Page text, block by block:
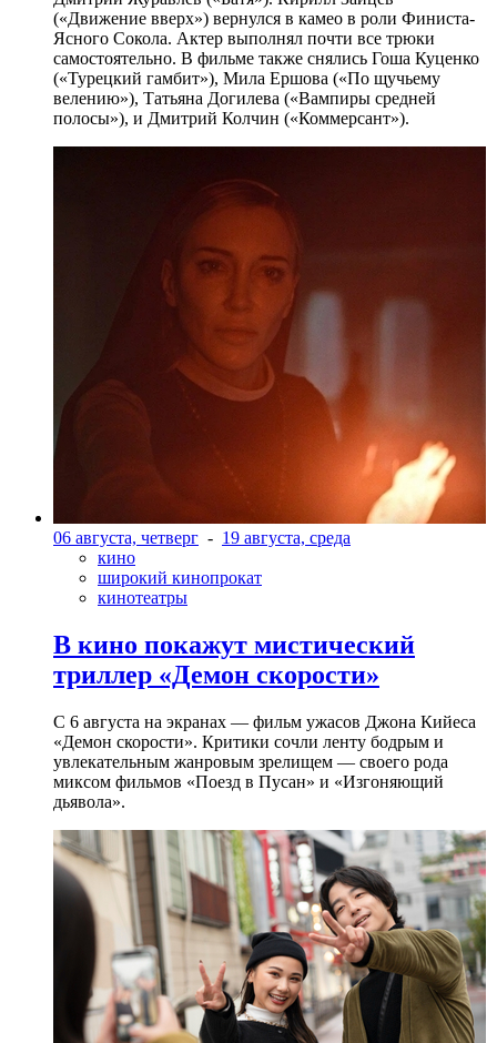
(«Движение вверх») вернулся в камео в роли Финиста-
Ясного Сокола. Актер выполнял почти все трюки
самостоятельно. В фильме также снялись Гоша Куценко
(«Турецкий гамбит»), Мила Ершова («По щучьему
велению»), Татьяна Догилева («Вампиры средней
полосы»), и Дмитрий Колчин («Коммерсант»).
06 августа, четверг - 19 августа, среда
кино
широкий кинопрокат
кинотеатры
В кино покажут мистический
триллер «Демон скорости»
С 6 августа на экранах — фильм ужасов Джона Кийеса
«Демон скорости». Критики сочли ленту бодрым и
увлекательным жанровым зрелищeм — своего рода
миксом фильмов «Поезд в Пусан» и «Изгоняющий
дьявола».